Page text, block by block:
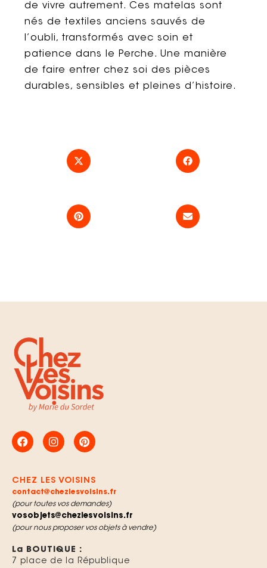
de vivre autrement. Ces matelas sont
nés de textiles anciens sauvés de
l’oubli, transformés avec soin et
patience dans le Perche. Une manière
de faire entrer chez soi des pièces
durables, sensibles et pleines d’histoire.
CHEZ LES VOISINS
contact@chezlesvoisins.fr
(pour toutes vos demandes)
vosobjets@chezlesvoisins.fr
(pour nous proposer vos objets à vendre)
La BOUTIQUE :
7 place de la République